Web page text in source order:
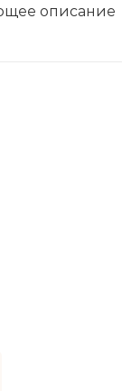
описание